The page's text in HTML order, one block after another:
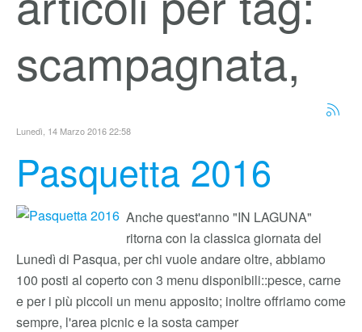
scampagnata,
Lunedì, 14 Marzo 2016 22:58
Pasquetta 2016
Anche quest'anno "IN LAGUNA"
ritorna con la classica giornata del
Lunedì di Pasqua, per chi vuole andare oltre, abbiamo
100 posti al coperto con 3 menu disponibili::pesce, carne
e per i più piccoli un menu apposito; inoltre offriamo come
sempre, l'area picnic e la sosta camper